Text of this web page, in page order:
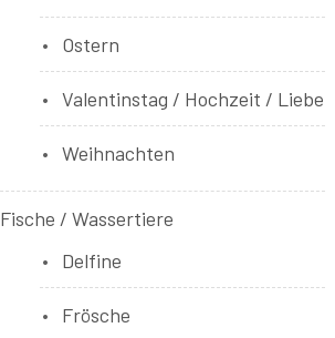
Ostern
Valentinstag / Hochzeit / Liebe
Weihnachten
Fische / Wassertiere
Delfine
Frösche